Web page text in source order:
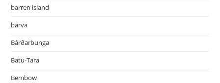
barren island
barva
Bárðarbunga
Batu-Tara
Bembow